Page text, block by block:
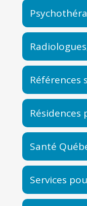
Références
Résidences
Santé
Services